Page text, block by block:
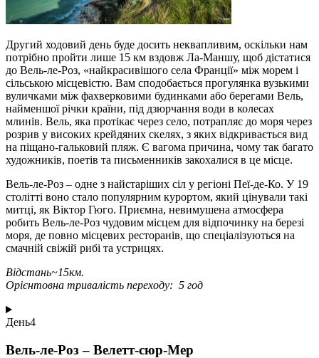
Другий ходовий день буде досить неквапливим, оскільки нам
потрібно пройти лише 15 км вздовж Ла-Маншу, щоб дістатися
до Вель-ле-Роз, «найкрасивішого села Франції» між морем і
сільською місцевістю. Вам сподобається прогулянка вузькими
вуличками між фахверковими будинками або берегами Вель,
найменшої річки країни, під дзюрчання води в колесах
млинів. Вель, яка протікає через село, потрапляє до моря через
розрив у високих крейдяних скелях, з яких відкривається вид
на піщано-гальковий пляж. Є вагома причина, чому так багато
художників, поетів та письменників закохалися в це місце.
Вель-ле-Роз – одне з найстаріших сіл у регіоні Пеї-де-Ко. У 19
столітті воно стало популярним курортом, який цінували такі
митці, як Віктор Гюго. Приємна, невимушена атмосфера
робить Вель-ле-Роз чудовим місцем для відпочинку на березі
моря, де повно місцевих ресторанів, що спеціалізуються на
смачній свіжій рибі та устрицях.
Відстань~15км.
Орієнтовна тривалість переходу: 5 год
День4
Вель-ле-Роз – Велетт-сюр-Мер